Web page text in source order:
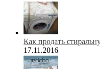
Как продать
17.11.2016